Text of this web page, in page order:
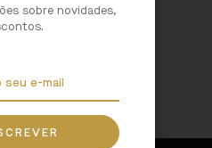
sobre novidades,